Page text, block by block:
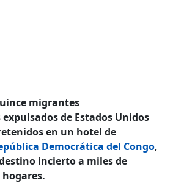
migrantes
de Estados Unidos
en un hotel de
Democrática del Congo,
incierto a miles de